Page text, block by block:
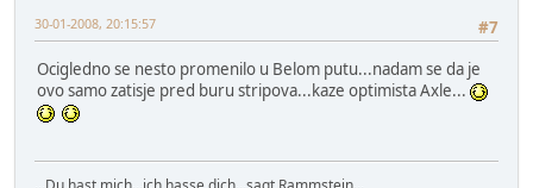
#7
30-01-2008, 20:15:57
Ocigledno se nesto promenilo u Belom putu...nadam se da je
ovo samo zatisje pred buru stripova...kaze optimista Axle...